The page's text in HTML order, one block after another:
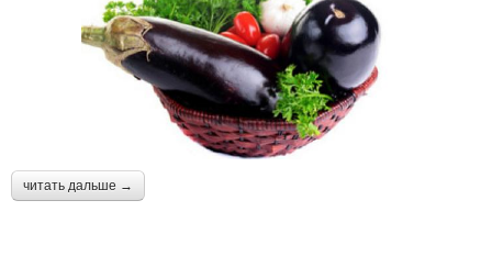
читать дальше →